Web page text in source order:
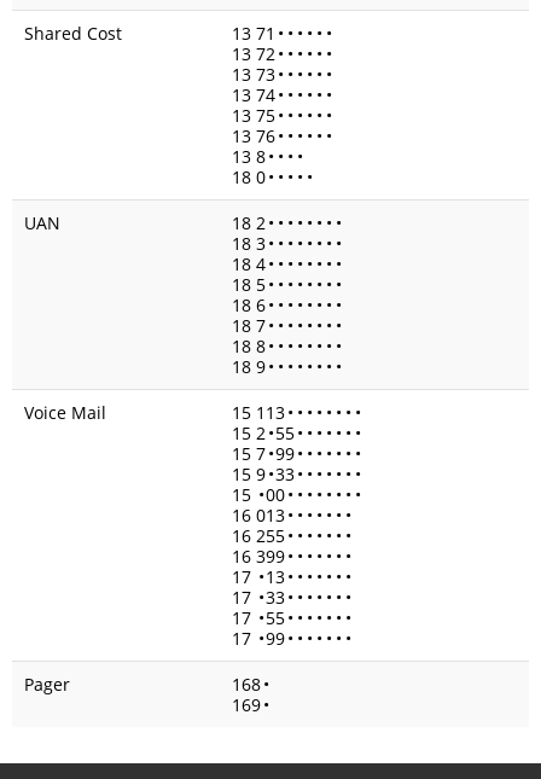
Shared Cost
13 71 • • • • • •
13 72• • • • • •
13 73• • • • • •
13 74• • • • • •
13 75• • • • • •
13 76• • • • • •
13 8• • • •
18 0• • • • •
UAN
18 2• • • • • • • •
18 3• • • • • • • •
18 4• • • • • • • •
18 5• • • • • • • •
18 6• • • • • • • •
18 7• • • • • • • •
18 8• • • • • • • •
18 9• • • • • • • •
Voice Mail
15 113• • • • • • • •
15 2•55• • • • • • •
15 7•99• • • • • • •
15 9•33• • • • • • •
15 •00• • • • • • • •
16 013• • • • • • •
16 255• • • • • • •
16 399• • • • • • •
17 •13• • • • • • •
17 •33• • • • • • •
17 •55• • • • • • •
17 •99• • • • • • •
Pager
168•
169•